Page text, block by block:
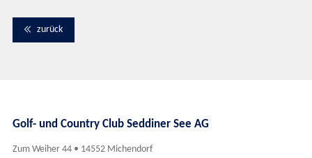
zurück
Golf- und Country Club Seddiner See AG
Zum Weiher 44 • 14552 Michendorf